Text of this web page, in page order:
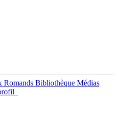
Romands Bibliothèque Médias